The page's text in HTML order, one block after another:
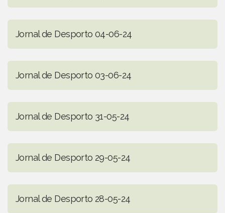
Jornal de Desporto 04-06-24
Jornal de Desporto 03-06-24
Jornal de Desporto 31-05-24
Jornal de Desporto 29-05-24
Jornal de Desporto 28-05-24